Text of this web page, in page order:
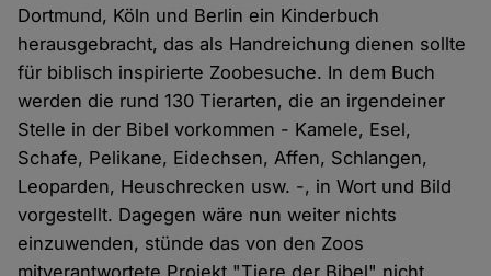
Dortmund, Köln und Berlin ein Kinderbuch
herausgebracht, das als Handreichung dienen sollte
für biblisch inspirierte Zoobesuche. In dem Buch
werden die rund 130 Tierarten, die an irgendeiner
Stelle in der Bibel vorkommen - Kamele, Esel,
Schafe, Pelikane, Eidechsen, Affen, Schlangen,
Leoparden, Heuschrecken usw. -, in Wort und Bild
vorgestellt. Dagegen wäre nun weiter nichts
einzuwenden, stünde das von den Zoos